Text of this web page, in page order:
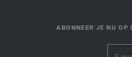
ABONNEER JE NU OP